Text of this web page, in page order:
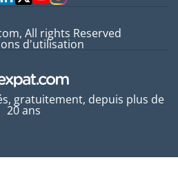
gratuitement, depuis plus de
20 ans
All rights Reserved
d'utilisation